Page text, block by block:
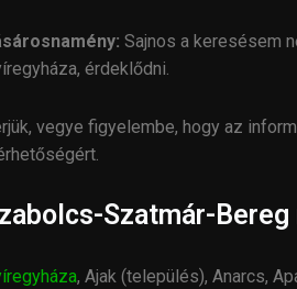
Sajnos a keresésem
érdeklődni.
vegye figyelembe, hogy az
Szatmár-
, Ajak (település), Anarcs,